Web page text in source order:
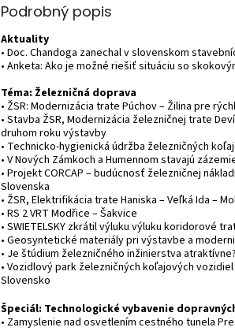
Podrobný popis
Aktuality
• Doc. Chandoga zanechal v slovenskom
• Anketa: Ako je možné riešiť situáciu so
Téma: Železničná doprava
• ŽSR: Modernizácia trate Púchov – Žilina pre
• Stavba ŽSR, Modernizácia železničnej trate
druhom roku výstavby
• Technicko-hygienická údržba železničných
• V Nových Zámkoch a Humennom stavajú
• Projekt CORCAP – budúcnosť železničnej
Slovenska
• ŽSR, Elektrifikácia trate Haniska – Veľká Ida –
• RS 2 VRT Modřice – Šakvice
• SWIETELSKY zkrátil výluku výluku koridorové
• Geosyntetické materiály pri výstavbe a
• Je štúdium železničného inžinierstva atraktívne?
• Vozidlový park železničných koľajových
Slovensko
Špeciál: Technologické vybavenie
• Zamyslenie nad osvetlením cestného tunela